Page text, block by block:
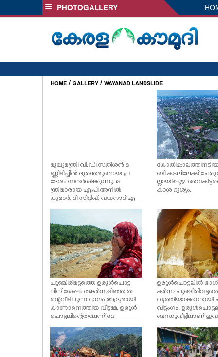
AUDIO
PHOTOGALLERY
HOME / GALLERY / WAYANAD LANDSLIDE
മുഖ്യമന്ത്രി വി.ഡി.സതീശൻ മ
ണ്ണിടിച്ചിൽ ദുരന്തമുണ്ടായ പ്ര
ദേശം സന്ദർശിക്കുന്നു. മ
ന്ത്രിമാരായ എ.പി.അനിൽ
കുമാർ, ടി.സിദ്ദിഖ്, വയനാട് എ
സ്.പി എസ്.ദേവമനോഹർ, ഡി.
ങ്ങിയവർ സമീപം
ബി കടലിലേക്ക്
ല്ലായിപ്പുഴ.
കാശ ദൃശ്യം.
പുഞ്ചിരിമട്ടത്തെ ഉരുൾപൊട്ട
ലിന് ശേഷം തകർന്നടിഞ്ഞ ത
ന്റെ വീടിരുന്ന ഭാഗം ആദ്യമായി
കാണാനെത്തിയ വീട്ടമ്മ. ഉരുൾ
പൊട്ടലിന്റെ തലേന്ന് ബ
ന്ധുവീട്ടിലേക്ക് മാറിയ
തായിരുന്നു ഇവർ.
ഉരുൾപൊട്ടലിൽ
കർന്ന
വൃത്തിയാക്കാനായി
വീട്ടംഗം.
ബന്ധുവീട്ടിലാണ്
സിക്കുന്നത്.